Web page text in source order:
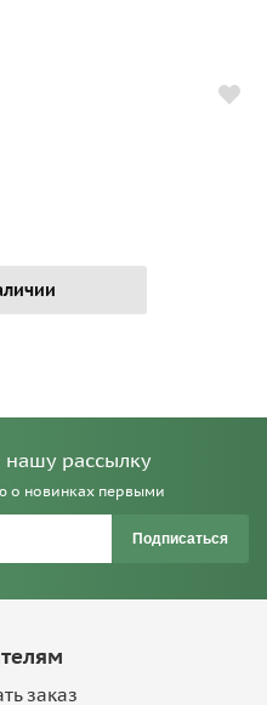
рассылку
о новинках первыми
Подписаться
заказ